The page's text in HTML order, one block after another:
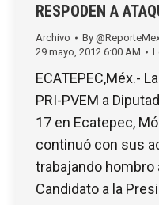
RESPODEN A
Archivo By
29 mayo, 2012 6:00 AM
ECATEPEC,Méx.-
PRI-PVEM a
17 en Ecatepec,
continuó con sus
trabajando hombro
Candidato a la